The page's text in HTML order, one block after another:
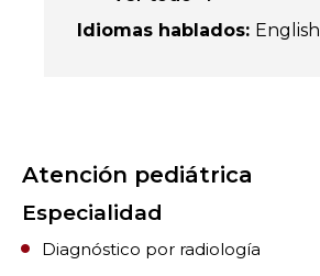
Idiomas hablados: English
Atención pediátrica
Especialidad
Diagnóstico por radiología